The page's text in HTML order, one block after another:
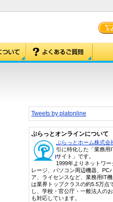
Tweets by platonline
ぷらっとオンラインについて
ぷらっとホーム株式会
引に特化した「業務用
サイト」です。
1999年よりネットワ
レージ、パソコン周辺機器、PC
ア、ライセンスなど、業務用IT
は業界トップクラスの約5.5万点
し、学校・官公庁・一般法人の
も対応しています。